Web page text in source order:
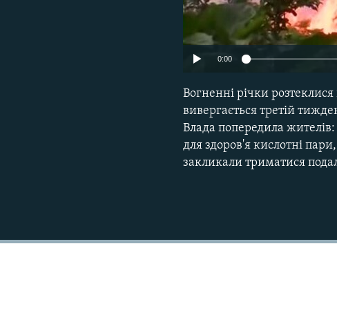
0:00
Вогненні річки
вивергається третій
Влада попередила
для здоров'я кислотні
закликали триматися